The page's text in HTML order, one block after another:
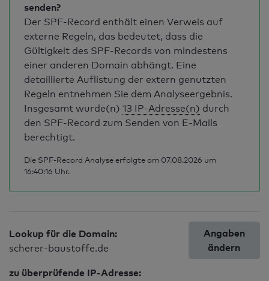
senden?
Der SPF-Record enthält einen Verweis auf
externe Regeln, das bedeutet, dass die
Gültigkeit des SPF-Records von mindestens
einer anderen Domain abhängt. Eine
detaillierte Auflistung der extern genutzten
Regeln entnehmen Sie dem Analyseergebnis.
Insgesamt wurde(n) 13 IP-Adresse(n) durch
den SPF-Record zum Senden von E-Mails
berechtigt.
Die SPF-Record Analyse erfolgte am 07.08.2026 um
16:40:16 Uhr.
Lookup für die Domain:
scherer-baustoffe.de
zu überprüfende IP-Adresse:
Angaben
ändern